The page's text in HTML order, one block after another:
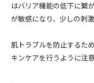
はバリア機能の低下に繋
が敏感になり、少しの刺
肌トラブルを防止するた
キンケアを行うように注